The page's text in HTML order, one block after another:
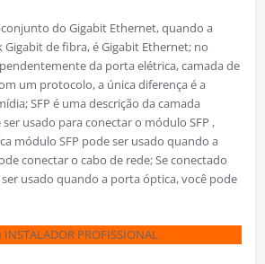
do Gigabit Ethernet, quando a
Gigabit de fibra, é Gigabit Ethernet; no
da porta elétrica, camada de
um protocolo, a única diferença é a
SFP é uma descrição da camada
ser usado para conectar o módulo SFP ,
módulo SFP pode ser usado quando a
conectar o cabo de rede; Se conectado
usado quando a porta óptica, você pode
PROFISSIONAL